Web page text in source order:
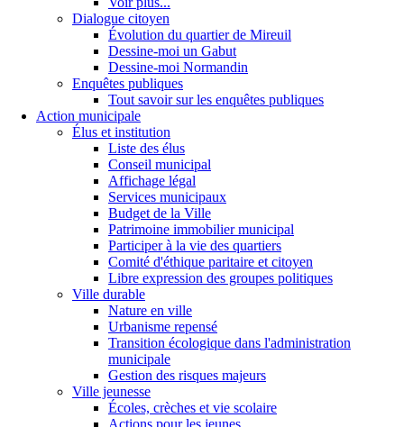
Dialogue citoyen
Évolution du quartier de Mireuil
Dessine-moi un Gabut
Dessine-moi Normandin
Enquêtes publiques
Tout savoir sur les enquêtes publiques
Action municipale
Élus et institution
Liste des élus
Conseil municipal
Affichage légal
Services municipaux
Budget de la Ville
Patrimoine immobilier municipal
Participer à la vie des quartiers
Comité d'éthique paritaire et citoyen
Libre expression des groupes politiques
Ville durable
Nature en ville
Urbanisme repensé
Transition écologique dans l'administration
municipale
Gestion des risques majeurs
Ville jeunesse
Écoles, crèches et vie scolaire
Actions pour les jeunes